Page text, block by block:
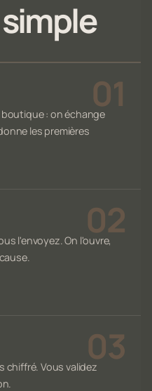
: on échange
les premières
l'envoyez. On l'ouvre,
chiffré. Vous validez